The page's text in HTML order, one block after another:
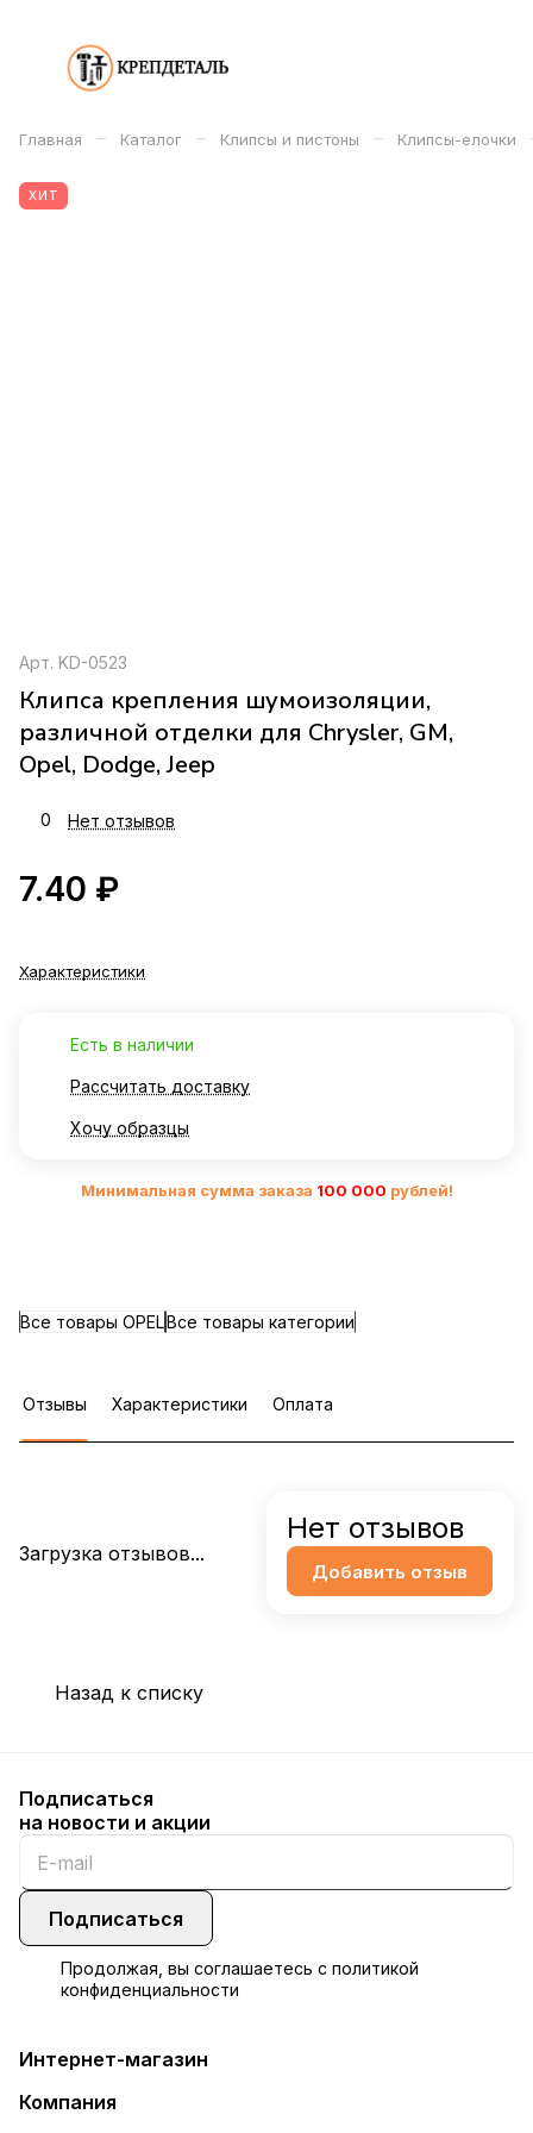
Главная – Каталог – Клипсы и пистоны – Клипсы-елочки
ХИТ
Арт. KD-0523
Клипса крепления шумоизоляции,
различной отделки для Chrysler, GM,
Opel, Dodge, Jeep
0 Нет отзывов
7.40 ₽
Характеристики
Есть в наличии
Рассчитать доставку
Хочу образцы
Минимальная сумма заказа 100 000 рублей!
Все товары OPELВсе товары категории
Отзывы Характеристики Оплата
Загрузка отзывов...
Нет отзывов
Добавить отзыв
Назад к списку
Подписаться
на новости и акции
Подписаться
Продолжая, вы соглашаетесь с политикой
конфиденциальности
Интернет-магазин
Компания